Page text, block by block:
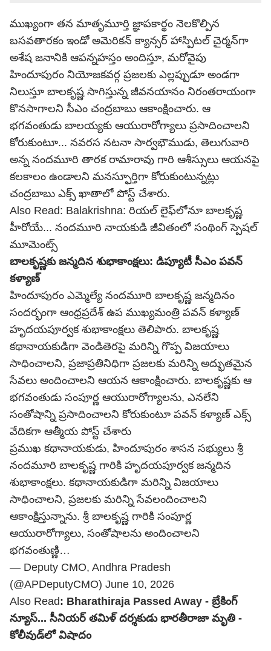
ముఖ్యంగా తన మాతృమూర్తి జ్ఞాపకార్థం నెలకొల్పిన
బసవతారకం ఇండో అమెరికన్ క్యాన్సర్ హాస్పిటల్ చైర్మన్‌గా
అశేష జనానికి ఆపన్నహస్తం అందిస్తూ, మరోవైపు
హిందూపురం నియోజకవర్గ ప్రజలకు ఎల్లప్పుడూ అండగా
నిలుస్తూ బాలకృష్ణ సాగిస్తున్న జీవనయానం నిరంతరాయంగా
కొనసాగాలని సీఎం చంద్రబాబు ఆకాంక్షించారు. ఆ
భగవంతుడు బాలయ్యకు ఆయురారోగ్యాలు ప్రసాదించాలని
కోరుకుంటూ... నవరస నటనా సార్వభౌముడు, తెలుగువారి
అన్న నందమూరి తారక రామారావు గారి ఆశీస్సులు ఆయనపై
కలకాలం ఉండాలని మనస్ఫూర్తిగా కోరుకుంటున్నట్లు
చంద్రబాబు ఎక్స్ ఖాతాలో పోస్ట్ చేశారు.
Also Read: Balakrishna: రియల్ లైఫ్‌లోనూ బాలకృష్ణ
హీరోయే... నందమూరి నాయకుడి జీవితంలో సంథింగ్ స్పెషల్
మూమెంట్స్
బాలకృష్ణకు జన్మదిన శుభాకాంక్షలు: డిప్యూటీ సీఎం పవన్
కళ్యాణ్
హిందూపురం ఎమ్మెల్యే నందమూరి బాలకృష్ణ జన్మదినం
సందర్భంగా ఆంధ్రప్రదేశ్ ఉప ముఖ్యమంత్రి పవన్ కళ్యాణ్
హృదయపూర్వక శుభాకాంక్షలు తెలిపారు. బాలకృష్ణ
కథానాయకుడిగా వెండితెరపై మరిన్ని గొప్ప విజయాలు
సాధించాలని, ప్రజాప్రతినిధిగా ప్రజలకు మరిన్ని అద్భుతమైన
సేవలు అందించాలని ఆయన ఆకాంక్షించారు. బాలకృష్ణకు ఆ
భగవంతుడు సంపూర్ణ ఆయురారోగ్యాలను, ఎనలేని
సంతోషాన్ని ప్రసాదించాలని కోరుకుంటూ పవన్ కళ్యాణ్ ఎక్స్
వేదికగా ఆత్మీయ పోస్ట్ చేశారు
ప్రముఖ కథానాయకుడు, హిందూపురం శాసన సభ్యులు శ్రీ
నందమూరి బాలకృష్ణ గారికి హృదయపూర్వక జన్మదిన
శుభాకాంక్షలు. కథానాయకుడిగా మరిన్ని విజయాలు
సాధించాలని, ప్రజలకు మరిన్ని సేవలందించాలని
ఆకాంక్షిస్తున్నాను. శ్రీ బాలకృష్ణ గారికి సంపూర్ణ
ఆయురారోగ్యాలు, సంతోషాలను అందించాలని
భగవంతుణ్ణి…
— Deputy CMO, Andhra Pradesh
(@APDeputyCMO) June 10, 2026
Also Read: Bharathiraja Passed Away - బ్రేకింగ్
న్యూస్... సీనియర్ తమిళ్ దర్శకుడు భారతీరాజా మృతి -
కోలీవుడ్‌లో విషాదం